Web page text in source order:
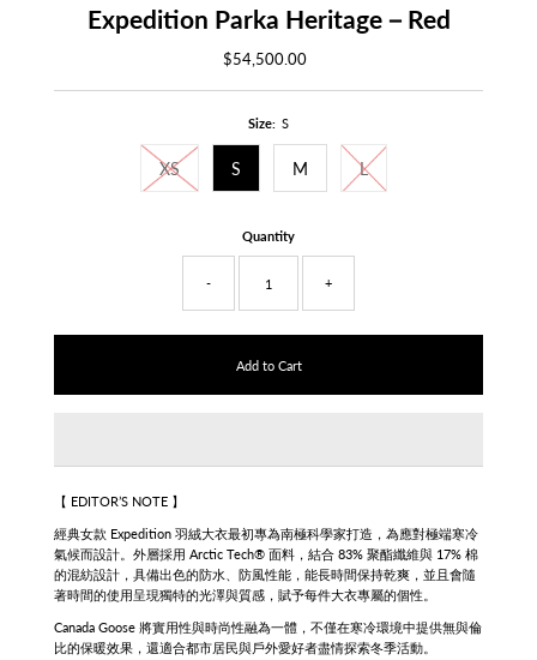
Expedition Parka Heritage－Red
Regular
$54,500.00
Size: S
XS S M L
Quantity
- +
【 EDITOR’S NOTE 】
經典女款 Expedition 羽絨大衣最初專為南極科學家打造，為應對極端寒冷
氣候而設計。外層採用 Arctic Tech® 面料，結合 83% 聚酯纖維與 17% 棉
的混紡設計，具備出色的防水、防風性能，能長時間保持乾爽，並且會隨
著時間的使用呈現獨特的光澤與質感，賦予每件大衣專屬的個性。
Canada Goose 將實用性與時尚性融為一體，不僅在寒冷環境中提供無與倫
比的保暖效果，還適合都市居民與戶外愛好者盡情探索冬季活動。